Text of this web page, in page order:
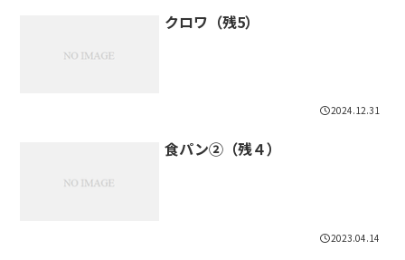
クロワ（残5）
2024.12.31
食パン②（残４）
2023.04.14